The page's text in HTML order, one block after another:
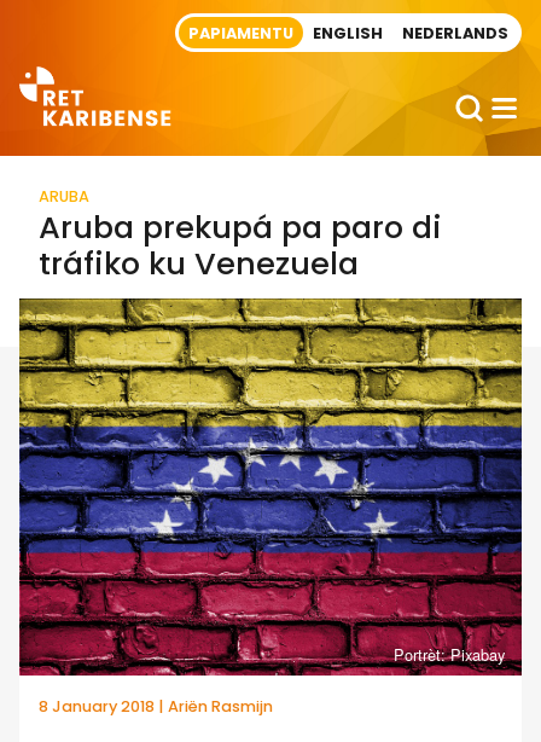
PAPIAMENTU ENGLISH NEDERLANDS
ARUBA
Aruba prekupá pa paro di
tráfiko ku Venezuela
Portrèt: Pixabay
8 January 2018 | Ariën Rasmijn